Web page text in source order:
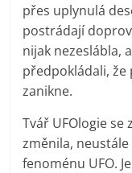
přes uplynulá
postrádají
nijak nezeslábla,
předpokládali, že
zanikne.
Tvář UFOlogie
změnila,
fenoménu UFO.